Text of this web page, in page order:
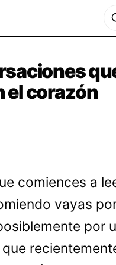
el corazón
comiences a
vayas
por